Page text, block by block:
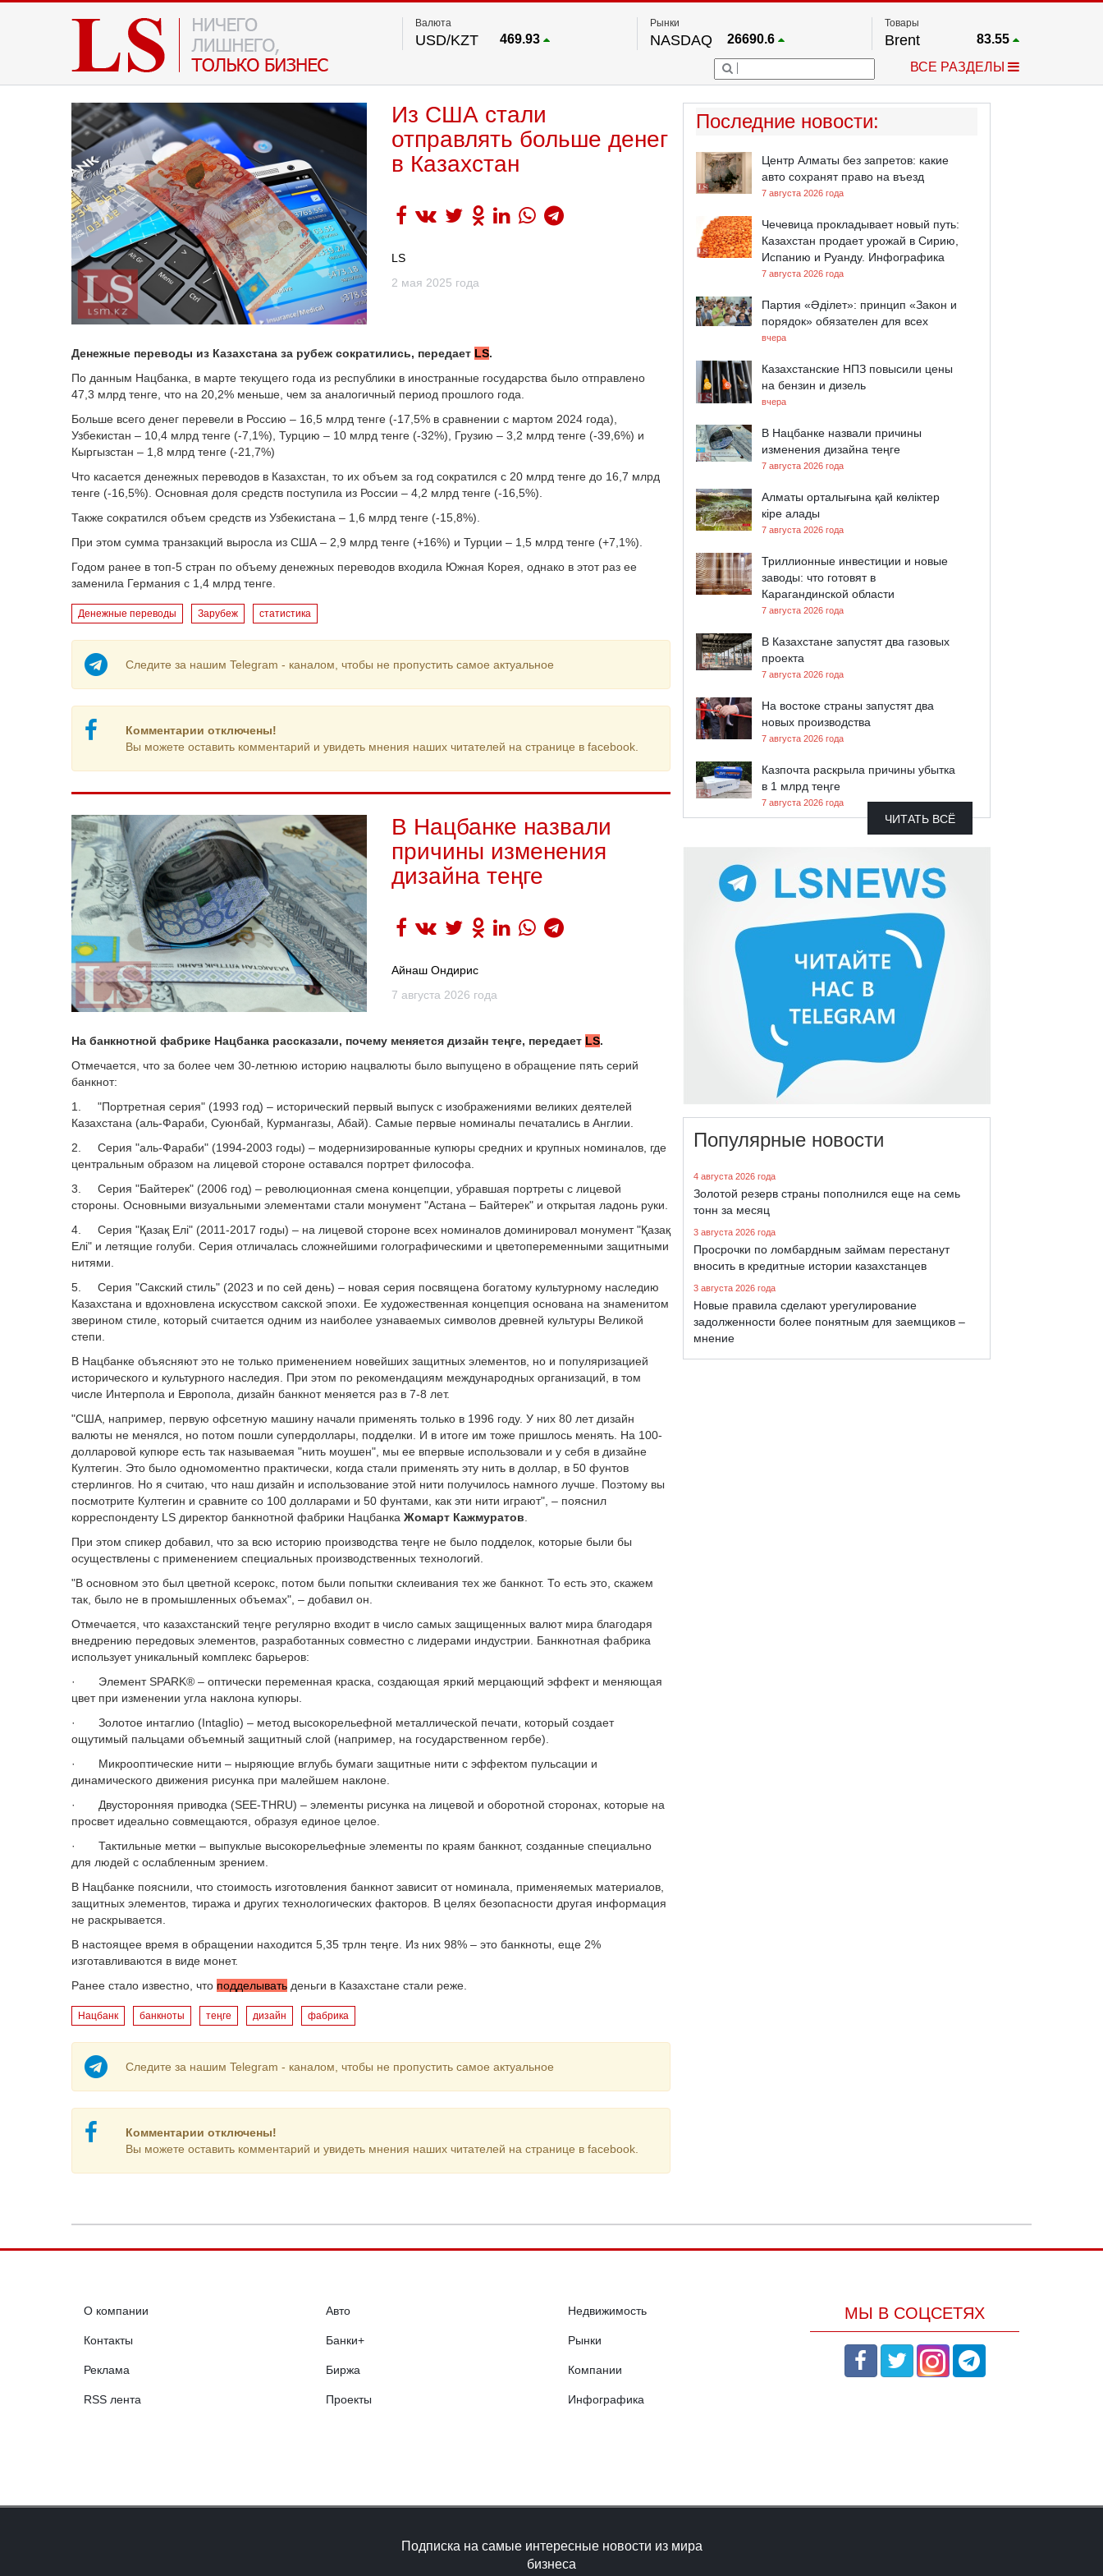
Валюта
USD/KZT 469.93
Рынки
NASDAQ 26690.6
FTSE 100 67.17
54036.9
S&P 500
NYSE 24595.2
Товары
Brent 83.55
Платина
2.662
ВСЕ РАЗДЕЛЫ
Из США стали
отправлять больше денег
в Казахстан
LS
2 мая 2025 года
Денежные переводы из Казахстана за рубеж сократились, передает LS.
По данным Нацбанка, в марте текущего года из республики в иностранные государства было отправлено
47,3 млрд тенге, что на 20,2% меньше, чем за аналогичный период прошлого года.
Больше всего денег перевели в Россию – 16,5 млрд тенге (-17,5% в сравнении с мартом 2024 года),
Узбекистан – 10,4 млрд тенге (-7,1%), Турцию – 10 млрд тенге (-32%), Грузию – 3,2 млрд тенге (-39,6%) и
Кыргызстан – 1,8 млрд тенге (-21,7%)
Что касается денежных переводов в Казахстан, то их объем за год сократился с 20 млрд тенге до 16,7 млрд
тенге (-16,5%). Основная доля средств поступила из России – 4,2 млрд тенге (-16,5%).
Также сократился объем средств из Узбекистана – 1,6 млрд тенге (-15,8%).
При этом сумма транзакций выросла из США – 2,9 млрд тенге (+16%) и Турции – 1,5 млрд тенге (+7,1%).
Годом ранее в топ-5 стран по объему денежных переводов входила Южная Корея, однако в этот раз ее
заменила Германия с 1,4 млрд тенге.
Денежные переводы Зарубеж статистика
Следите за нашим Telegram - каналом, чтобы не пропустить самое актуальное
Комментарии отключены!
Вы можете оставить комментарий и увидеть мнения наших читателей на странице в facebook.
В Нацбанке назвали
причины изменения
дизайна теңге
Айнаш Ондирис
7 августа 2026 года
На банкнотной фабрике Нацбанка рассказали, почему меняется дизайн теңге, передает LS.
Отмечается, что за более чем 30-летнюю историю нацвалюты было выпущено в обращение пять серий
банкнот:
1. "Портретная серия" (1993 год) – исторический первый выпуск с изображениями великих деятелей
Казахстана (аль-Фараби, Суюнбай, Курмангазы, Абай). Самые первые номиналы печатались в Англии.
2. Серия "аль-Фараби" (1994-2003 годы) – модернизированные купюры средних и крупных номиналов, где
центральным образом на лицевой стороне оставался портрет философа.
3. Серия "Байтерек" (2006 год) – революционная смена концепции, убравшая портреты с лицевой
стороны. Основными визуальными элементами стали монумент "Астана – Байтерек" и открытая ладонь руки.
4. Серия "Қазақ Елі" (2011-2017 годы) – на лицевой стороне всех номиналов доминировал монумент "Қазақ
Елі" и летящие голуби. Серия отличалась сложнейшими голографическими и цветопеременными защитными
нитями.
5. Серия "Сакский стиль" (2023 и по сей день) – новая серия посвящена богатому культурному наследию
Казахстана и вдохновлена искусством сакской эпохи. Ее художественная концепция основана на знаменитом
зверином стиле, который считается одним из наиболее узнаваемых символов древней культуры Великой
степи.
В Нацбанке объясняют это не только применением новейших защитных элементов, но и популяризацией
исторического и культурного наследия. При этом по рекомендациям международных организаций, в том
числе Интерпола и Европола, дизайн банкнот меняется раз в 7-8 лет.
"США, например, первую офсетную машину начали применять только в 1996 году. У них 80 лет дизайн
валюты не менялся, но потом пошли супердоллары, подделки. И в итоге им тоже пришлось менять. На 100-
долларовой купюре есть так называемая "нить моушен", мы ее впервые использовали и у себя в дизайне
Култегин. Это было одномоментно практически, когда стали применять эту нить в доллар, в 50 фунтов
стерлингов. Но я считаю, что наш дизайн и использование этой нити получилось намного лучше. Поэтому вы
посмотрите Култегин и сравните со 100 долларами и 50 фунтами, как эти нити играют", – пояснил
корреспонденту LS директор банкнотной фабрики Нацбанка Жомарт Кажмуратов
При этом спикер добавил, что за всю историю производства теңге не было подделок, которые были бы
осуществлены с применением специальных производственных технологий.
"В основном это был цветной ксерокс, потом были попытки склеивания тех же банкнот. То есть это, скажем
так, было не в промышленных объемах", – добавил он.
Отмечается, что казахстанский теңге регулярно входит в число самых защищенных валют мира благодаря
внедрению передовых элементов, разработанных совместно с лидерами индустрии. Банкнотная фабрика
использует уникальный комплекс барьеров:
· Элемент SPARK® – оптически переменная краска, создающая яркий мерцающий эффект и меняющая
цвет при изменении угла наклона купюры.
· Золотое интаглио (Intaglio) – метод высокорельефной металлической печати, который создает
ощутимый пальцами объемный защитный слой (например, на государственном гербе).
· Микрооптические нити – ныряющие вглубь бумаги защитные нити с эффектом пульсации и
динамического движения рисунка при малейшем наклоне.
· Двусторонняя приводка (SEE-THRU) – элементы рисунка на лицевой и оборотной сторонах, которые на
просвет идеально совмещаются, образуя единое целое.
· Тактильные метки – выпуклые высокорельефные элементы по краям банкнот, созданные специально
для людей с ослабленным зрением.
В Нацбанке пояснили, что стоимость изготовления банкнот зависит от номинала, применяемых материалов,
защитных элементов, тиража и других технологических факторов. В целях безопасности другая информация
не раскрывается.
В настоящее время в обращении находится 5,35 трлн теңге. Из них 98% – это банкноты, еще 2%
изготавливаются в виде монет.
Ранее стало известно, что подделывать деньги в Казахстане стали реже.
Нацбанк банкноты теңге дизайн фабрика
Следите за нашим Telegram - каналом, чтобы не пропустить самое актуальное
Комментарии отключены!
Вы можете оставить комментарий и увидеть мнения наших читателей на странице в facebook.
Последние новости:
Центр Алматы без запретов: какие
авто сохранят право на въезд
7 августа 2026 года
Чечевица прокладывает новый путь:
Казахстан продает урожай в Сирию,
Испанию и Руанду. Инфографика
7 августа 2026 года
Партия «Әділет»: принцип «Закон и
порядок» обязателен для всех
вчера
Казахстанские НПЗ повысили цены
на бензин и дизель
вчера
В Нацбанке назвали причины
изменения дизайна теңге
7 августа 2026 года
Алматы орталығына қай көліктер
кіре алады
7 августа 2026 года
Триллионные инвестиции и новые
заводы: что готовят в
Карагандинской области
7 августа 2026 года
В Казахстане запустят два газовых
проекта
7 августа 2026 года
На востоке страны запустят два
новых производства
7 августа 2026 года
Казпочта раскрыла причины убытка
в 1 млрд теңге
7 августа 2026 года
ЧИТАТЬ ВСЁ
Популярные новости
4 августа 2026 года
Золотой резерв страны пополнился еще на семь
тонн за месяц
3 августа 2026 года
Просрочки по ломбардным займам перестанут
вносить в кредитные истории казахстанцев
3 августа 2026 года
Новые правила сделают урегулирование
задолженности более понятным для заемщиков –
мнение
О компании
Контакты
Реклама
RSS лента
Авто
Банки+
Биржа
Проекты
Недвижимость
Рынки
Компании
Инфографика
МЫ В СОЦСЕТЯХ
Подписка на самые интересные новости из мира
бизнеса